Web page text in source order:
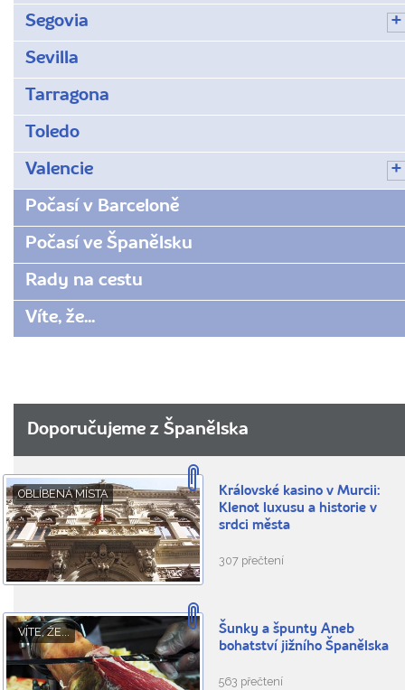
Segovia
Sevilla
Tarragona
Toledo
Valencie
Počasí v Barceloně
Počasí ve Španělsku
Rady na cestu
Víte, že...
Doporučujeme z Španělska
OBLÍBENÁ MÍSTA
Královské kasino v Murcii:
Klenot luxusu a historie v
srdci města
307 přečtení
VÍTE, ŽE...
Šunky a špunty Aneb
bohatství jižního Španělska
563 přečtení